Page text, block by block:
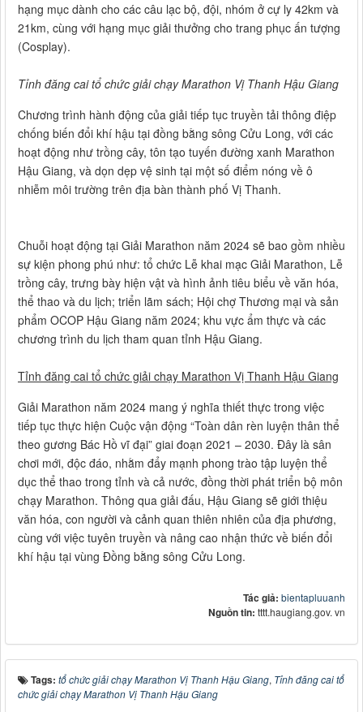
hạng mục dành cho các câu lạc bộ, đội, nhóm ở cự ly 42km và
21km, cùng với hạng mục giải thưởng cho trang phục ấn tượng
(Cosplay).
Tỉnh đăng cai tổ chức giải chạy Marathon Vị Thanh Hậu Giang
Chương trình hành động của giải tiếp tục truyền tải thông điệp
chống biến đổi khí hậu tại đồng bằng sông Cửu Long, với các
hoạt động như trồng cây, tôn tạo tuyến đường xanh Marathon
Hậu Giang, và dọn dẹp vệ sinh tại một số điểm nóng về ô
nhiễm môi trường trên địa bàn thành phố Vị Thanh.
Chuỗi hoạt động tại Giải Marathon năm 2024 sẽ bao gồm nhiều
sự kiện phong phú như: tổ chức Lễ khai mạc Giải Marathon, Lễ
trồng cây, trưng bày hiện vật và hình ảnh tiêu biểu về văn hóa,
thể thao và du lịch; triển lãm sách; Hội chợ Thương mại và sản
phẩm OCOP Hậu Giang năm 2024; khu vực ẩm thực và các
chương trình du lịch tham quan tỉnh Hậu Giang.
Tỉnh đăng cai tổ chức giải chạy Marathon Vị Thanh Hậu Giang
Giải Marathon năm 2024 mang ý nghĩa thiết thực trong việc
tiếp tục thực hiện Cuộc vận động “Toàn dân rèn luyện thân thể
theo gương Bác Hồ vĩ đại” giai đoạn 2021 – 2030. Đây là sân
chơi mới, độc đáo, nhằm đẩy mạnh phong trào tập luyện thể
dục thể thao trong tỉnh và cả nước, đồng thời phát triển bộ môn
chạy Marathon. Thông qua giải đấu, Hậu Giang sẽ giới thiệu
văn hóa, con người và cảnh quan thiên nhiên của địa phương,
cùng với việc tuyên truyền và nâng cao nhận thức về biến đổi
khí hậu tại vùng Đồng bằng sông Cửu Long.
Tác giả: bientapluuanh
Nguồn tin: tttt.haugiang.gov. vn
Tags: tổ chức giải chạy Marathon Vị Thanh Hậu Giang, Tỉnh đăng cai tổ
chức giải chạy Marathon Vị Thanh Hậu Giang